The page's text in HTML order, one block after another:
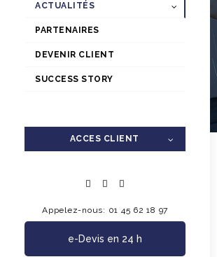
ACTUALITÉS
PARTENAIRES
DEVENIR CLIENT
SUCCESS STORY
ACCES CLIENT
Appelez-nous: 01 45 62 18 97
e-Devis en 24 h